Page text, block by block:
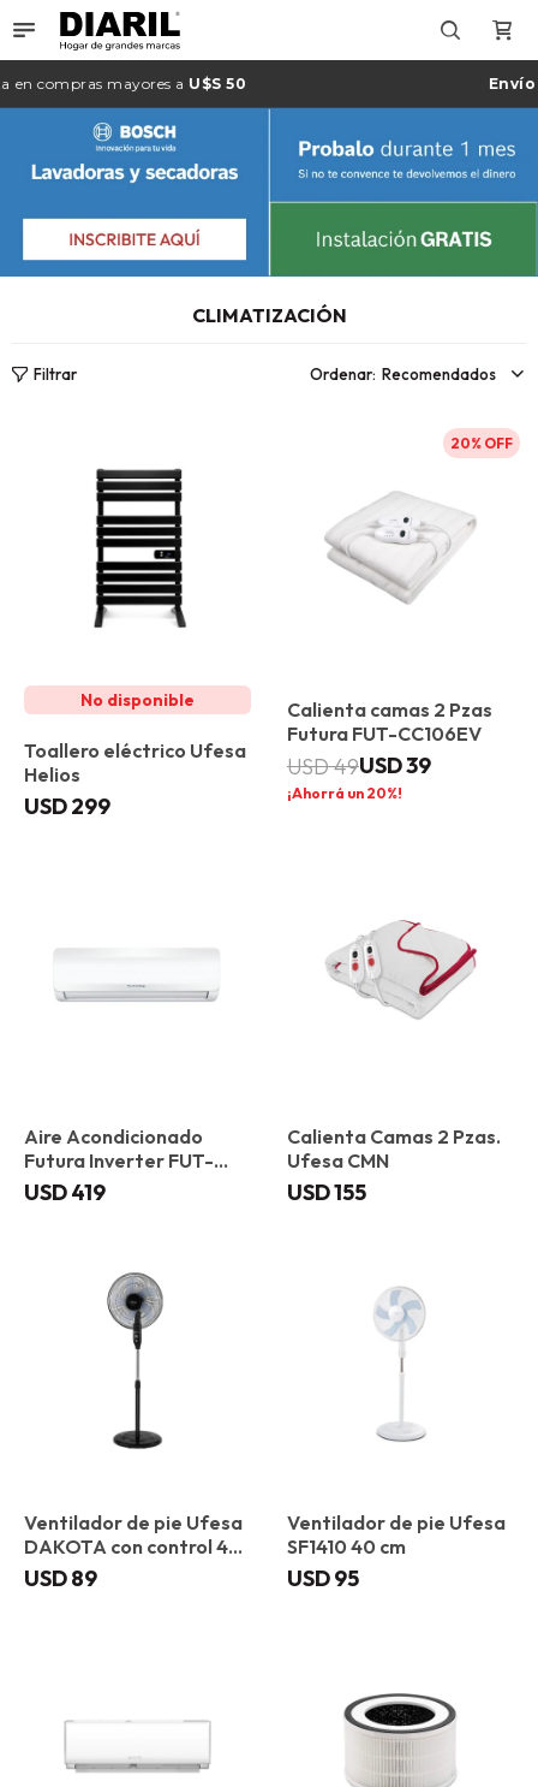

mayores aU$S 50 Envío
CLIMATIZACIÓN
Recomendados
Toallero eléctrico Ufesa
Helios
USD299
20
Calienta camas 2 Pzas
Futura FUT-CC106EV
USD39
USD49
20
Aire Acondicionado
Futura Inverter FUT-
12AASUIT-INV 12000
USD419
Calienta Camas 2 Pzas.
Ufesa CMN
USD155
Ventilador de pie Ufesa
DAKOTA con control 40
cm
USD89
Ventilador de pie Ufesa
SF1410 40 cm
USD95